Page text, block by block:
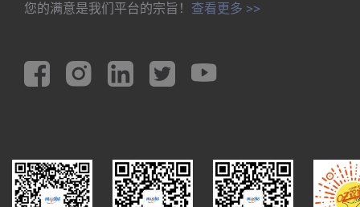
您的满意是我们平台的宗旨！ 查看更多 >>